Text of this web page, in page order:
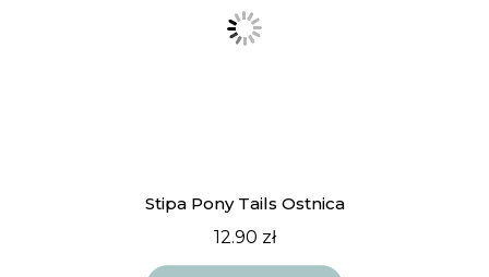
Stipa Pony Tails Ostnica
12.90 zł